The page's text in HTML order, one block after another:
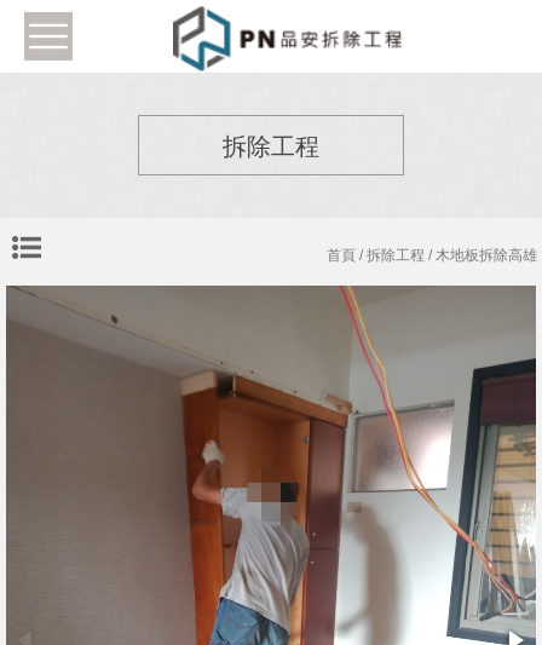
拆除工程
首頁/拆除工程 / 木地板拆除高雄